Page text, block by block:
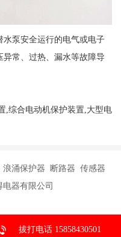
泵安全运行的电气或电子
常、过热、漏水等故障导
,综合电动机保护装置,大型电
涌保护器 断路器 传感器
器有限公司
拔打电话 15858430501